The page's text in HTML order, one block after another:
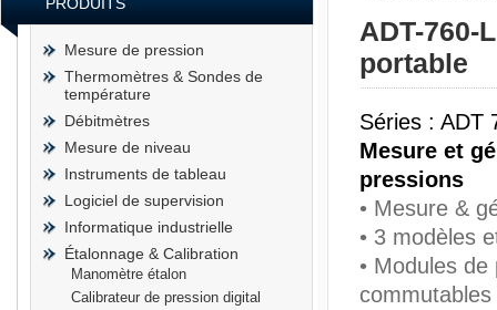
Mesure de pression
Thermomètres & Sondes de
température
Débitmètres
Mesure de niveau
Instruments de tableau
Logiciel de supervision
Informatique industrielle
Étalonnage & Calibration
Manomètre étalon
Calibrateur de pression digital
ADT-760-
portable
Séries : ADT
Mesure et
pressions
• Mesure &
• 3 modèles
• Modules
commutables